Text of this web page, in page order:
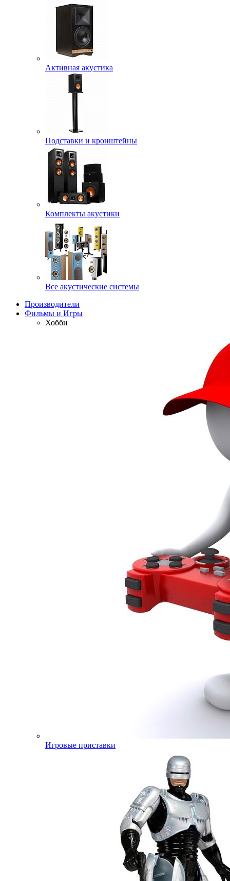
Активная акустика
Подставки и кронштейны
Комплекты акустики
Все акустические системы
Производители
Фильмы и Игры
Хобби
Игровые приставки